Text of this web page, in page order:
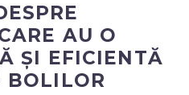
AU O
ȘI EFICIENTĂ
BOLILOR